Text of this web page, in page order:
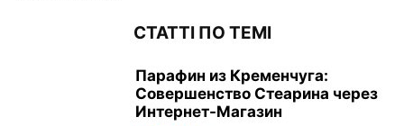
СТАТТІ ПО ТЕМІ
Парафин из Кременчуга:
Совершенство Стеарина через
Интернет-Магазин